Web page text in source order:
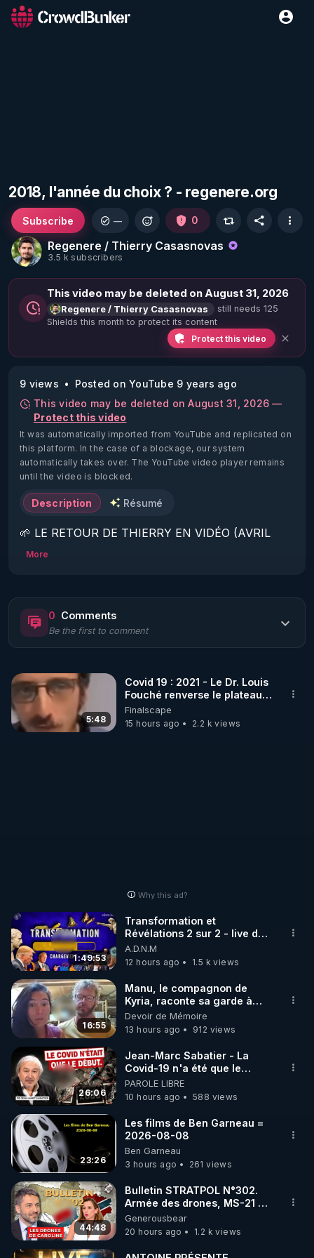
2018, l'année du choix ? - regenere.org
Regenere / Thierry Casasnovas
3.5 k subscribers
Subscribe — 0
This video may be deleted on August 31, 2026
Regenere / Thierry Casasnovas
still needs 125
Shields this month to protect its content
Protect this video
9 views
Posted on YouTube 9 years ago
This video may be deleted on August 31, 2026 —
Protect this video
It was automatically imported from YouTube and replicated on
this platform. In the case of a blockage, our system
automatically takes over. The YouTube video player remains
until the video is blocked.
Description Résumé
🌱 LE RETOUR DE THIERRY EN VIDÉO (AVRIL
2022)!
https://www.rgnr.fr/presentation.html
🌱 LE MAGAZINE RÉGÉNÈRE
🌱 LA BOUTIQUE DU MAGAZINE
Pour obtenir les anciens numéros que vous avez
🌱 INSTAGRAM
https://www.instagram.com/rdlr_thierrycasasnovas/
http://rgnr.li/instagram
🌱 LA NEWSLETTER
Pour ne pas rater l’actualité RGNR (stages,
http://rgnr.li/news
🌱 VIDÉOS NON CENSURÉES SUR ODYSEE
Toutes les vidéos Youtube sont aussi sur la
http://rgnr.li/odysee
🌱 LES STAGES EN PRÉSENTIEL
http://rgnr.li/stages
More
0 Comments
Be the first to comment
5:48
Covid 19 : 2021 - Le Dr. Louis
Fouché renverse le plateau
de CNews !
Finalscape
15 hours ago
2.2 k views
Why this ad?
1:49:53
Transformation et
Révélations 2 sur 2 - live du
07/08/26
A.D.N.M
12 hours ago
1.5 k views
16:55
Manu, le compagnon de
Kyria, raconte sa garde à
vue musclée. PARTAGEZ!
Devoir de Mémoire
13 hours ago
912 views
26:06
Jean-Marc Sabatier - La
Covid-19 n'a été que le
début - L'ARNm & l'ARNm-aa
jusqu où auront-t-il ?
PAROLE LIBRE
10 hours ago
588 views
23:26
Les films de Ben Garneau =
2026-08-08
Ben Garneau
3 hours ago
261 views
44:48
Bulletin STRATPOL N°302.
Armée des drones, MS-21 en
série, missiles coréens.
07.08.2026.
Generousbear
20 hours ago
1.2 k views